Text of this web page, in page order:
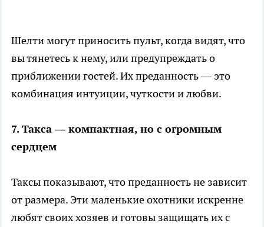
Шелти могут приносить пульт, когда видят, что
вы тянетесь к нему, или предупреждать о
приближении гостей. Их преданность — это
комбинация интуиции, чуткости и любви.
7. Такса — компактная, но с огромным
сердцем
Таксы показывают, что преданность не зависит
от размера. Эти маленькие охотники искренне
любят своих хозяев и готовы защищать их с